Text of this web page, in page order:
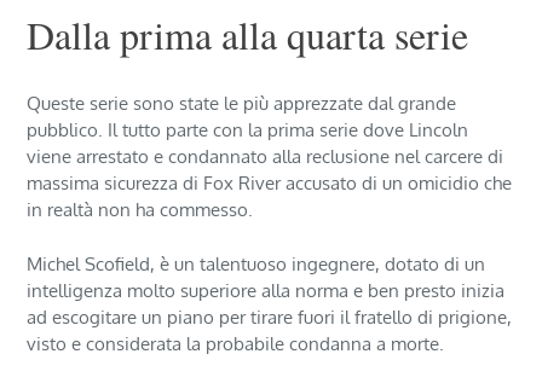
Dalla prima alla quarta serie
Queste serie sono state le più apprezzate dal grande
pubblico. Il tutto parte con la prima serie dove Lincoln
viene arrestato e condannato alla reclusione nel carcere di
massima sicurezza di Fox River accusato di un omicidio che
in realtà non ha commesso.
Michel Scofield, è un talentuoso ingegnere, dotato di un
intelligenza molto superiore alla norma e ben presto inizia
ad escogitare un piano per tirare fuori il fratello di prigione,
visto e considerata la probabile condanna a morte.